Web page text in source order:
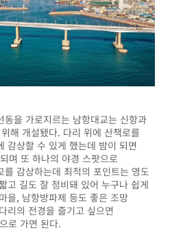
을 가로지르는 남항대교는 신항과
해 개설됐다. 다리 위에 산책로를
감상할 수 있게 했는데 밤이 되면
며 또 하나의 야경 스팟으로
감상하는데 최적의 포인트는 영도
고 길도 잘 정비돼 있어 누구나 쉽게
을, 남항방파제 등도 좋은 조망
리의 전경을 즐기고 싶으면
로 가면 된다.